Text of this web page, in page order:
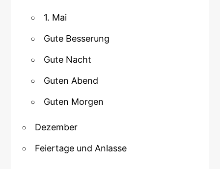
1. Mai
Gute Besserung
Gute Nacht
Guten Abend
Guten Morgen
Dezember
Feiertage und Anlasse